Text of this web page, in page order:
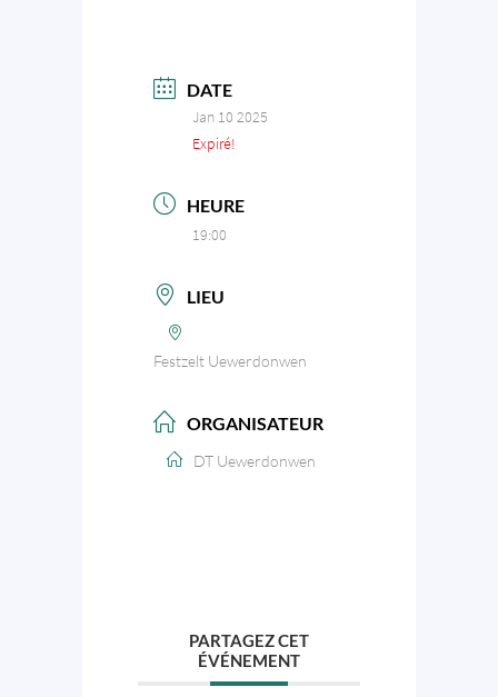
DATE
Jan 10 2025
Expiré!
HEURE
19:00
LIEU
Festzelt Uewerdonwen
ORGANISATEUR
DT Uewerdonwen
PARTAGEZ CET
ÉVÉNEMENT